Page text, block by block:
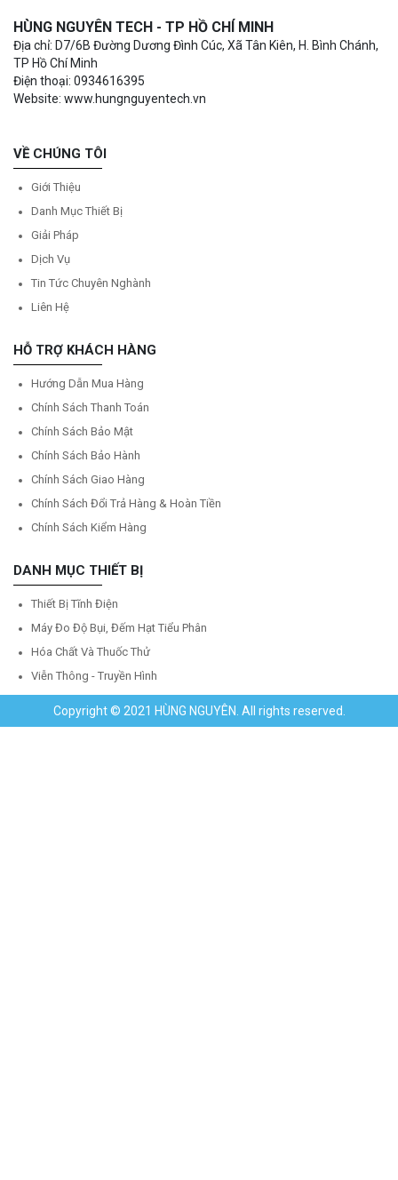
HÙNG NGUYÊN TECH - TP HỒ CHÍ MINH
Địa chỉ: D7/6B Đường Dương Đình Cúc, Xã Tân Kiên, H. Bình Chánh,
TP Hồ Chí Minh
Điện thoại: 0934616395
Website: www.hungnguyentech.vn
VỀ CHÚNG TÔI
Giới Thiệu
Danh Mục Thiết Bị
Giải Pháp
Dịch Vụ
Tin Tức Chuyên Nghành
Liên Hệ
HỖ TRỢ KHÁCH HÀNG
Hướng Dẫn Mua Hàng
Chính Sách Thanh Toán
Chính Sách Bảo Mật
Chính Sách Bảo Hành
Chính Sách Giao Hàng
Chính Sách Đổi Trả Hàng & Hoàn Tiền
Chính Sách Kiểm Hàng
DANH MỤC THIẾT BỊ
Thiết Bị Tĩnh Điện
Máy Đo Độ Bụi, Đếm Hạt Tiểu Phân
Hóa Chất Và Thuốc Thử
Viễn Thông - Truyền Hình
Copyright © 2021 HÙNG NGUYÊN. All rights reserved.